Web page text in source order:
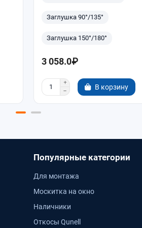
Заглушка 90°/135°
Заглушка 150°/180°
3 058.0₽
В корзину
Популярные категории
Для монтажа
Москитка на окно
Наличники
Откосы Qunell